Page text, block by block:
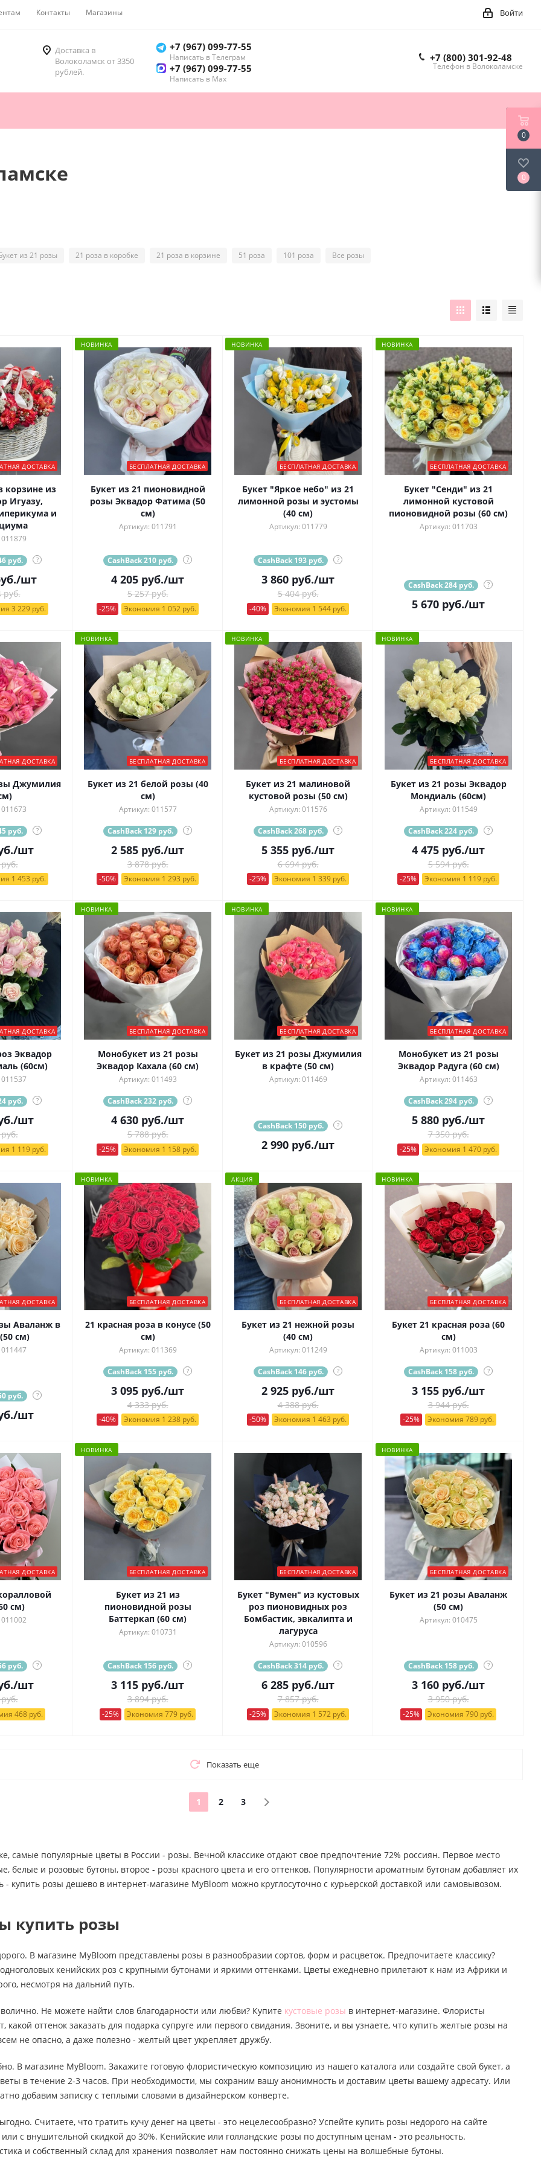
Контакты Магазины Войти
Доставка в
Волоколамск от 3350
рублей.
+7 (967) 099-77-55
Написать в Телеграм
+7 (967) 099-77-55
Написать в Мах
+7 (800) 301-92-48
Телефон в Волоколамске
из 21 розы 21 роза в коробке 21 роза в корзине 51 роза 101 роза Все розы
ДОСТАВКА
корзине из
Игуазу,
и
руб. ?
/шт
руб.
3 229 руб.
НОВИНКА
БЕСПЛАТНАЯ ДОСТАВКА
Букет из 21 пионовидной
розы Эквадор Фатима (50
см)
Артикул: 011791
CashBack 210 руб. ?
4 205 руб./шт
5 257 руб.
-25% Экономия 1 052 руб.
НОВИНКА
БЕСПЛАТНАЯ ДОСТАВКА
Букет "Яркое небо" из 21
лимонной розы и эустомы
(40 см)
Артикул: 011779
CashBack 193 руб. ?
3 860 руб./шт
5 404 руб.
-40% Экономия 1 544 руб.
НОВИНКА
БЕСПЛАТНАЯ ДОСТАВКА
Букет "Сенди" из 21
лимонной кустовой
пионовидной розы (60 см)
Артикул: 011703
CashBack 284 руб. ?
5 670 руб./шт
ДОСТАВКА
Джумилия
руб. ?
/шт
1 453 руб.
НОВИНКА
БЕСПЛАТНАЯ ДОСТАВКА
Букет из 21 белой розы (40
см)
Артикул: 011577
CashBack 129 руб. ?
2 585 руб./шт
3 878 руб.
-50% Экономия 1 293 руб.
НОВИНКА
БЕСПЛАТНАЯ ДОСТАВКА
Букет из 21 малиновой
кустовой розы (50 см)
Артикул: 011576
CashBack 268 руб. ?
5 355 руб./шт
6 694 руб.
-25% Экономия 1 339 руб.
НОВИНКА
БЕСПЛАТНАЯ ДОСТАВКА
Букет из 21 розы Эквадор
Мондиаль (60см)
Артикул: 011549
CashBack 224 руб. ?
4 475 руб./шт
5 594 руб.
-25% Экономия 1 119 руб.
ДОСТАВКА
Эквадор
(60см)
руб. ?
/шт
1 119 руб.
НОВИНКА
БЕСПЛАТНАЯ ДОСТАВКА
Монобукет из 21 розы
Эквадор Кахала (60 см)
Артикул: 011493
CashBack 232 руб. ?
4 630 руб./шт
5 788 руб.
-25% Экономия 1 158 руб.
НОВИНКА
БЕСПЛАТНАЯ ДОСТАВКА
Букет из 21 розы Джумилия
в крафте (50 см)
Артикул: 011469
CashBack 150 руб. ?
2 990 руб./шт
НОВИНКА
БЕСПЛАТНАЯ ДОСТАВКА
Монобукет из 21 розы
Эквадор Радуга (60 см)
Артикул: 011463
CashBack 294 руб. ?
5 880 руб./шт
7 350 руб.
-25% Экономия 1 470 руб.
ДОСТАВКА
Аваланж в
см)
руб. ?
/шт
НОВИНКА
БЕСПЛАТНАЯ ДОСТАВКА
21 красная роза в конусе (50
см)
Артикул: 011369
CashBack 155 руб. ?
3 095 руб./шт
4 333 руб.
-40% Экономия 1 238 руб.
АКЦИЯ
БЕСПЛАТНАЯ ДОСТАВКА
Букет из 21 нежной розы
(40 см)
Артикул: 011249
CashBack 146 руб. ?
2 925 руб./шт
4 388 руб.
-50% Экономия 1 463 руб.
НОВИНКА
БЕСПЛАТНАЯ ДОСТАВКА
Букет 21 красная роза (60
см)
Артикул: 011003
CashBack 158 руб. ?
3 155 руб./шт
3 944 руб.
-25% Экономия 789 руб.
ДОСТАВКА
см)
руб. ?
/шт
468 руб.
НОВИНКА
БЕСПЛАТНАЯ ДОСТАВКА
Букет из 21 из
пионовидной розы
Баттеркап (60 см)
Артикул: 010731
CashBack 156 руб. ?
3 115 руб./шт
3 894 руб.
-25% Экономия 779 руб.
БЕСПЛАТНАЯ ДОСТАВКА
Букет "Вумен" из кустовых
роз пионовидных роз
Бомбастик, эвкалипта и
лагуруса
Артикул: 010596
CashBack 314 руб. ?
6 285 руб./шт
7 857 руб.
-25% Экономия 1 572 руб.
НОВИНКА
БЕСПЛАТНАЯ ДОСТАВКА
Букет из 21 розы Аваланж
(50 см)
Артикул: 010475
CashBack 158 руб. ?
3 160 руб./шт
3 950 руб.
-25% Экономия 790 руб.
Показать еще
1 2 3
самые популярные цветы в России - розы. Вечной классике отдают свое предпочтение 72% россиян. Первое место
белые и розовые бутоны, второе - розы красного цвета и его оттенков. Популярности ароматным бутонам добавляет их
- купить розы дешево в интернет-магазине MyBloom можно круглосуточно с курьерской доставкой или самовывозом.
купить розы
В магазине MyBloom представлены розы в разнообразии сортов, форм и расцветок. Предпочитаете классику?
одноголовых кенийских роз с крупными бутонами и яркими оттенками. Цветы ежедневно прилетают к нам из Африки и
несмотря на дальний путь.
Не можете найти слов благодарности или любви? Купите кустовые розы в интернет-магазине. Флористы
какой оттенок заказать для подарка супруге или первого свидания. Звоните, и вы узнаете, что купить желтые розы на
не опасно, а даже полезно - желтый цвет укрепляет дружбу.
В магазине MyBloom. Закажите готовую флористическую композицию из нашего каталога или создайте свой букет, а
в течение 2-3 часов. При необходимости, мы сохраним вашу анонимность и доставим цветы вашему адресату. Или
добавим записку с теплыми словами в дизайнерском конверте.
Считаете, что тратить кучу денег на цветы - это нецелесообразно? Успейте купить розы недорого на сайте
с внушительной скидкой до 30%. Кенийские или голландские розы по доступным ценам - это реальность.
и собственный склад для хранения позволяет нам постоянно снижать цены на волшебные бутоны.
0
0